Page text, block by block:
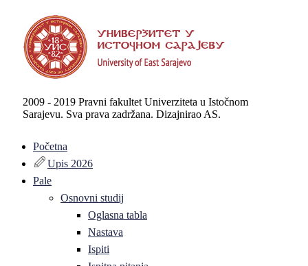
2009 - 2019 Pravni fakultet Univerziteta u Istočnom
Sarajevu. Sva prava zadržana. Dizajnirao AS.
Početna
Upis 2026
Pale
Osnovni studij
Oglasna tabla
Nastava
Ispiti